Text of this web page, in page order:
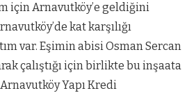
için Arnavutköy’e geldiğini
kat karşılığı
var. Eşimin abisi Osman Sercan
çalıştığı için birlikte bu inşaata
Yapı Kredi